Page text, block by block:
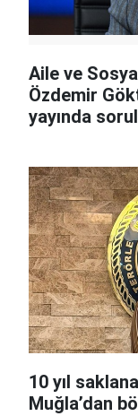
Aile ve
Özdemir
yayında
10 yıl
Muğla’dan